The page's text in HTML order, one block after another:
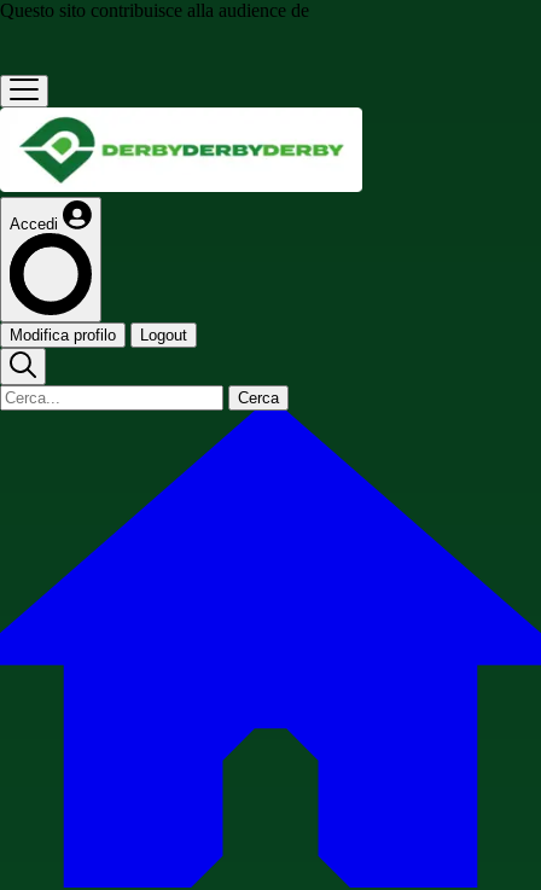
Questo sito contribuisce alla audience de
Accedi
Modifica profilo Logout
Cerca